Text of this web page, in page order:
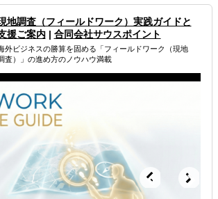
ご提案」
でも、費用は中小企業価格でご提供します。
ル
ニーズを知りたい
など輸出／販売の準備をしたい
トをして欲しい
地調査（フィールドワーク） 実践ガイドと
援ご案内| 合同会社サウスポイント
外ビジネスの勝算を固める「フィールドワーク（現地
査）」の進め方のノウハウ満載